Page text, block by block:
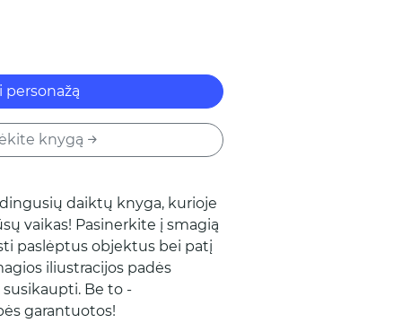
personažą
knygą
daiktų knyga, kurioje
vaikas! Pasinerkite į smagią
paslėptus objektus bei patį
iliustracijos padės
Be to -
garantuotos!